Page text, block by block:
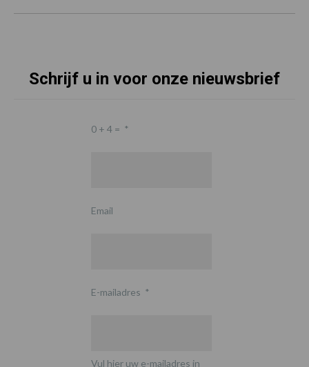
Schrijf u in voor onze nieuwsbrief
0 + 4 = *
Email
E-mailadres *
Vul hier uw e-mailadres in